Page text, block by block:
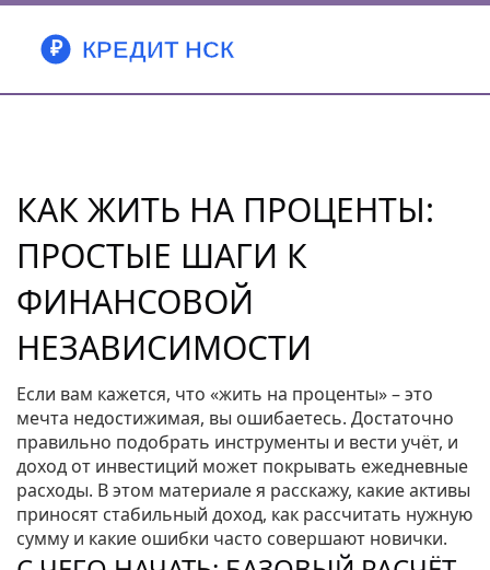
КАК ЖИТЬ НА ПРОЦЕНТЫ:
ПРОСТЫЕ ШАГИ К
ФИНАНСОВОЙ
НЕЗАВИСИМОСТИ
Если вам кажется, что «жить на проценты» – это
мечта недостижимая, вы ошибаетесь. Достаточно
правильно подобрать инструменты и вести учёт, и
доход от инвестиций может покрывать ежедневные
расходы. В этом материале я расскажу, какие активы
приносят стабильный доход, как рассчитать нужную
сумму и какие ошибки часто совершают новички.